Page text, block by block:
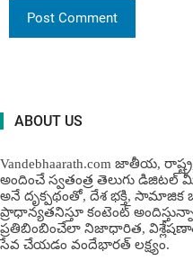
ABOUT US
Vandebhaarath.com జాతీయ,
అందించే స్వతంత్ర తెలుగు డిజిటల్
అనే దృక్పథంతో, దేశ భక్తి,
ప్రాధాన్యతనిస్తూ కంటెంట్
ప్రతిబింబించేలా నిజాధారిత,
సేవ చేయడం వందేభార‌త్ ల‌క్ష్యం.